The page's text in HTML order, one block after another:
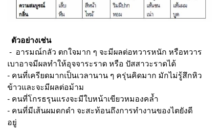
ตัวอย่างเช่น
- อารมณ์กลัว ตกใจมาก ๆ จะมีผลต่อทวารหนัก หรือทวาร
เบาอาจมีผลทำให้อุจจาระราด หรือ ปัสสาวะราดได้
- คนที่เครียดมากเป็นเวลานาน ๆ ครุ่นคิดมาก มักไม่รู้สึกหิว
ข้าวและจะมีผลต่อม้าม
- คนที่โกรธรุนแรงจะมีใบหน้าเขียวหมองคล้ำ
- คนที่มีเส้นผมดกดำ จะสะท้อนถึงการทำงานของไตยังดี
อยู่